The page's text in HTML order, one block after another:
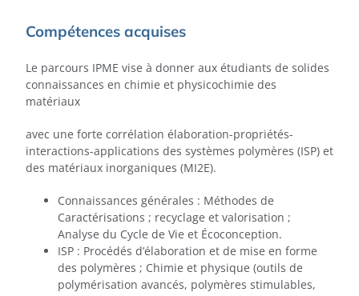
Compétences acquises
Le parcours IPME vise à donner aux étudiants de solides
connaissances en chimie et physicochimie des
matériaux
avec une forte corrélation élaboration-propriétés-
interactions-applications des systèmes polymères (ISP) et
des matériaux inorganiques (MI2E).
Connaissances générales : Méthodes de
Caractérisations ; recyclage et valorisation ;
Analyse du Cycle de Vie et Écoconception.
ISP : Procédés d’élaboration et de mise en forme
des polymères ; Chimie et physique (outils de
polymérisation avancés, polymères stimulables,